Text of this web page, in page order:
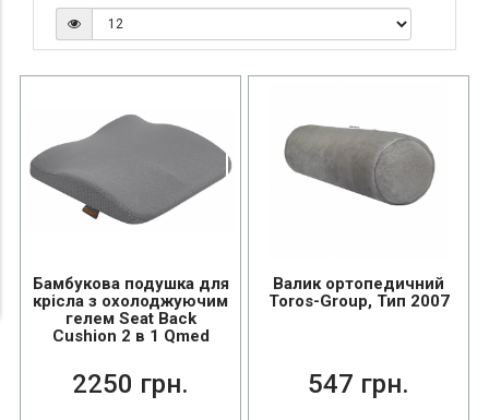
Бамбукова подушка для
крісла з охолоджуючим
гелем Seat Back
Cushion 2 в 1 Qmed
2250 грн.
Валик ортопедичний
Toros-Group, Тип 2007
547 грн.